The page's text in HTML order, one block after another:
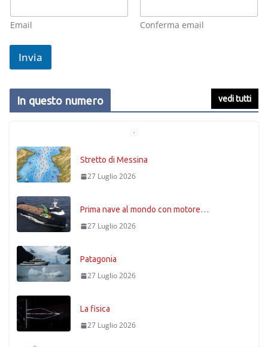
Email Conferma email
Invia
In questo numero vedi tutti
Stretto di Messina
27 Luglio 2026
Prima nave al mondo con motore…
27 Luglio 2026
Patagonia
27 Luglio 2026
La fisica
27 Luglio 2026